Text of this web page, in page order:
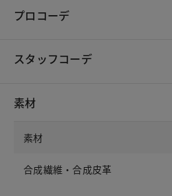
プロコーデ
スタッフコーデ
素材
素材
合成繊維・合成皮革